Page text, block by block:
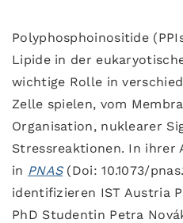
Polyphosphoinositide
Lipide in der
wichtige Rolle in
Zelle spielen, vom
Organisation, nuklearer
Stressreaktionen. In ihrer
in PNAS (Doi: 10.1073/
identifizieren IST Austria
PhD Studentin Petra